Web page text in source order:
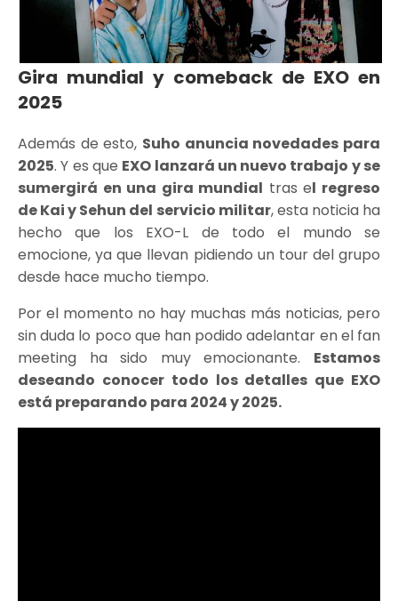
Gira mundial y comeback de EXO en
2025
Además de esto, Suho anuncia novedades para
2025. Y es que EXO lanzará un nuevo trabajo y se
sumergirá en una gira mundial tras el regreso
de Kai y Sehun del servicio militar, esta noticia ha
hecho que los EXO-L de todo el mundo se
emocione, ya que llevan pidiendo un tour del grupo
desde hace mucho tiempo.
Por el momento no hay muchas más noticias, pero
sin duda lo poco que han podido adelantar en el fan
meeting ha sido muy emocionante. Estamos
deseando conocer todo los detalles que EXO
está preparando para 2024 y 2025.